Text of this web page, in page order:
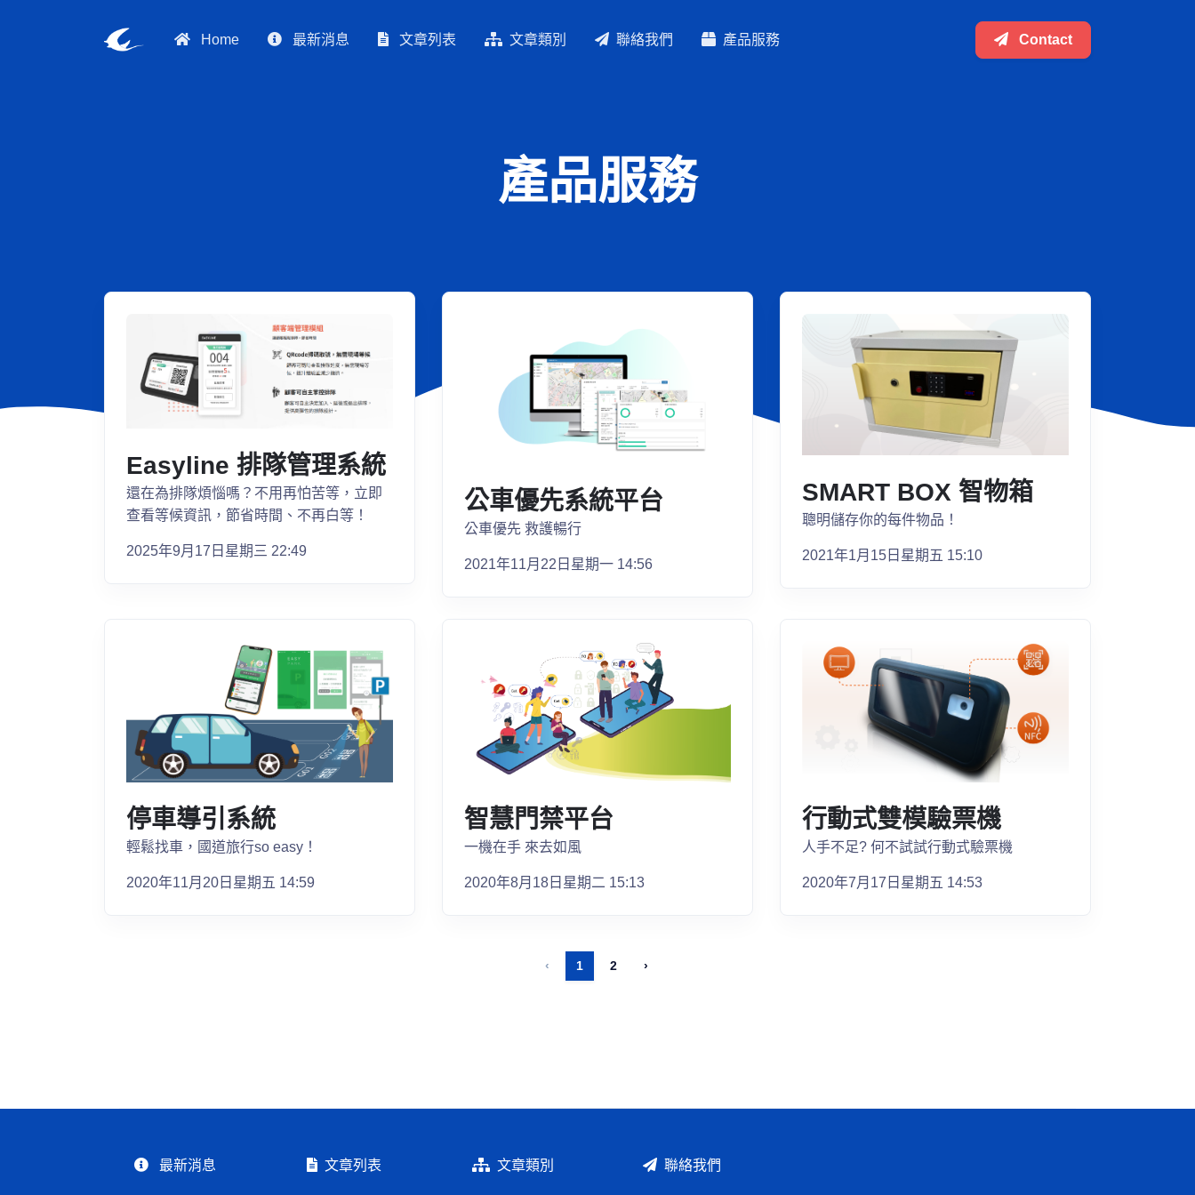
Home 最新消息 文章列表 文章類別 聯絡我們 產品服務 Contact
產品服務
Easyline 排隊管理系統
還在為排隊煩惱嗎？不用再怕苦等，立即
查看等候資訊，節省時間、不再白等！
2025年9月17日星期三 22:49
公車優先系統平台
公車優先 救護暢行
2021年11月22日星期一 14:56
SMART BOX 智物箱
聰明儲存你的每件物品！
2021年1月15日星期五 15:10
停車導引系統
輕鬆找車，國道旅行so easy！
2020年11月20日星期五 14:59
智慧門禁平台
一機在手 來去如風
2020年8月18日星期二 15:13
行動式雙模驗票機
人手不足? 何不試試行動式驗票機
2020年7月17日星期五 14:53
‹ 1 2 ›
最新消息 文章列表 文章類別 聯絡我們